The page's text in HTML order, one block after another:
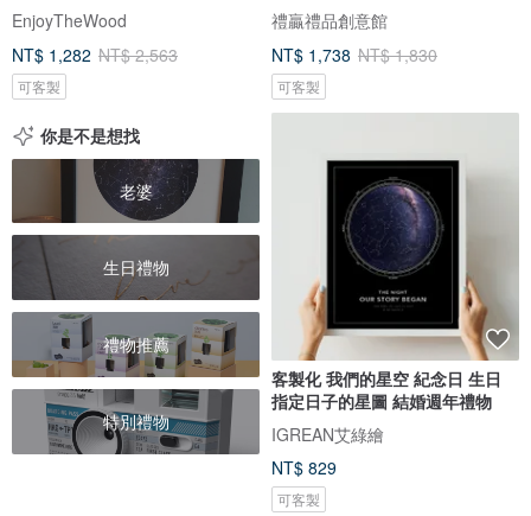
EnjoyTheWood
NT$ 1,282 NT$ 2,563
可客製
禮贏禮品創意館
NT$ 1,738 NT$ 1,830
可客製
你是不是想找
老婆
生日禮物
禮物推薦
特別禮物
客製化 我們的星空 紀念日 生日
指定日子的星圖 結婚週年禮物
IGREAN艾綠繪
NT$ 829
可客製